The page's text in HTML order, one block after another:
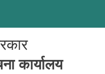
कार्यालय